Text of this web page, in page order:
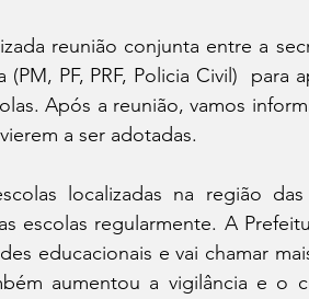
reunião conjunta entre a
PF, PRF, Policia Civil)  para
Após a reunião, vamos
a ser adotadas.
localizadas na região
escolas regularmente. A
educacionais e vai chamar
aumentou a vigilância e o